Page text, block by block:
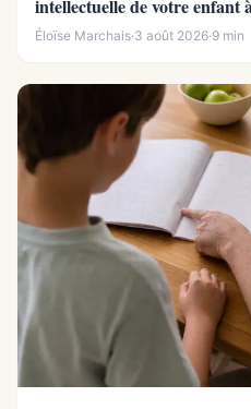
intellectuelle de votre enfant
Éloïse Marchais·3 août 2026·9 min